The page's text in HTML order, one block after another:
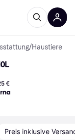
/Haustiere
€
Preis inklusive